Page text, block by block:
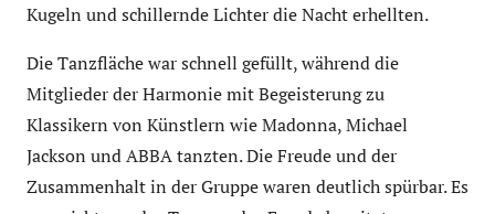
Kugeln und schillernde Lichter die Nacht erhellten.
Die Tanzfläche war schnell gefüllt, während die
Mitglieder der Harmonie mit Begeisterung zu
Klassikern von Künstlern wie Madonna, Michael
Jackson und ABBA tanzten. Die Freude und der
Zusammenhalt in der Gruppe waren deutlich spürbar. Es